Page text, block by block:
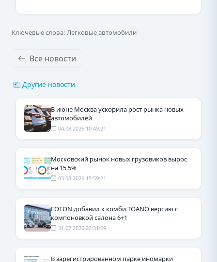
Ключевые слова: Легковые автомобили
Все новости
Другие новости
В июне Москва ускорила рост рынка новых
автомобилей
04.08.2026 10:49:21
Московский рынок новых грузовиков вырос
на 15,5%
03.08.2026 15:59:21
FOTON добавил к комби TOANO версию с
компоновкой салона 6+1
31.07.2026 22:31:09
В зарегистрированном парке иномарки